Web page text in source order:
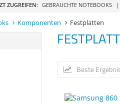
ZUGREIFEN: GEBRAUCHTE NOTEBOOKS |
Komponenten Festplatten
Beste